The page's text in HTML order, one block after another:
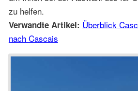
zu helfen.
Verwandte Artikel: Überblick
nach Cascais